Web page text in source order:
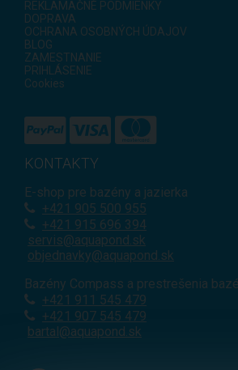
REKLAMAČNÉ PODMIENKY
DOPRAVA
OCHRANA OSOBNÝCH ÚDAJOV
BLOG
ZAMESTNANIE
PRIHLÁSENIE
Cookies
KONTAKTY
E-shop pre bazény a jazierka
+421 905 500 955
+421 915 696 394
servis@aquapond.sk
objednavky@aquapond.sk
Bazény Compass a prestrešenia
+421 911 545 479
+421 907 545 479
bartal@aquapond.sk